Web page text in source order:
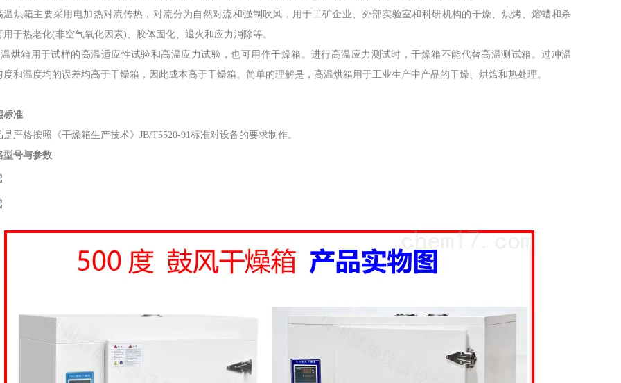
温烘箱主要采用电加热对流传热，对流分为自然对流和强制吹风，用于工矿企业、外部实验室和科研机构的干燥、烘烤、熔蜡和杀
用于热老化(非空气氧化因素)、胶体固化、退火和应力消除等。
温烘箱用于试样的高温适应性试验和高温应力试验，也可用作干燥箱。进行高温应力测试时，干燥箱不能代替高温测试箱。过冲温
度和温度均的误差均高于干燥箱，因此成本高于干燥箱。简单的理解是，高温烘箱用于工业生产中产品的干燥、烘焙和热处理。
标准
是严格按照《干燥箱生产技术》JB/T5520-91标准对设备的要求制作。
型号与参数